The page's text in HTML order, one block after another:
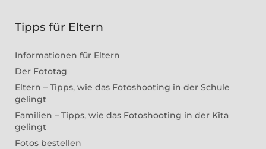
Tipps für Eltern
Informationen für Eltern
Der Fototag
Eltern – Tipps, wie das Fotoshooting in der Schule
gelingt
Familien – Tipps, wie das Fotoshooting in der Kita
gelingt
Fotos bestellen